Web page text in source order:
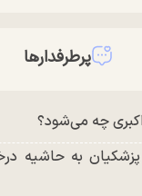
پرطرفدارها
چه می‌شود؟
به حاشیه